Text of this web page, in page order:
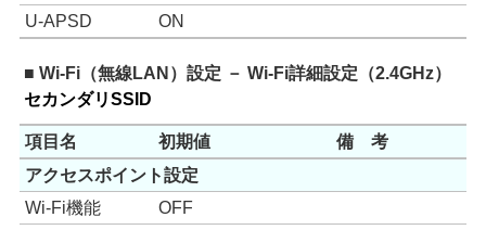
U-APSD
ON
■ Wi-Fi（無線LAN）設定 － Wi-Fi詳細設定（2.4GHz）
セカンダリSSID
項目名 初期値
備 考
アクセスポイント設定
Wi-Fi機能
OFF